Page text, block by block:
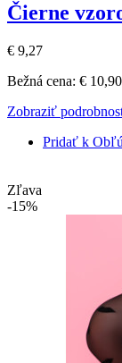
Čierne
€ 9,27
Bežná cena: € 10,90
Zobraziť
Pridať k
Zľava
-15%